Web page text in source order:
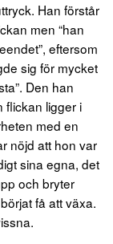
Han förstår
men “han
eftersom
sig för mycket
Den han
flickan ligger i
med en
nöjd att hon var
sina egna, det
och bryter
få att växa.